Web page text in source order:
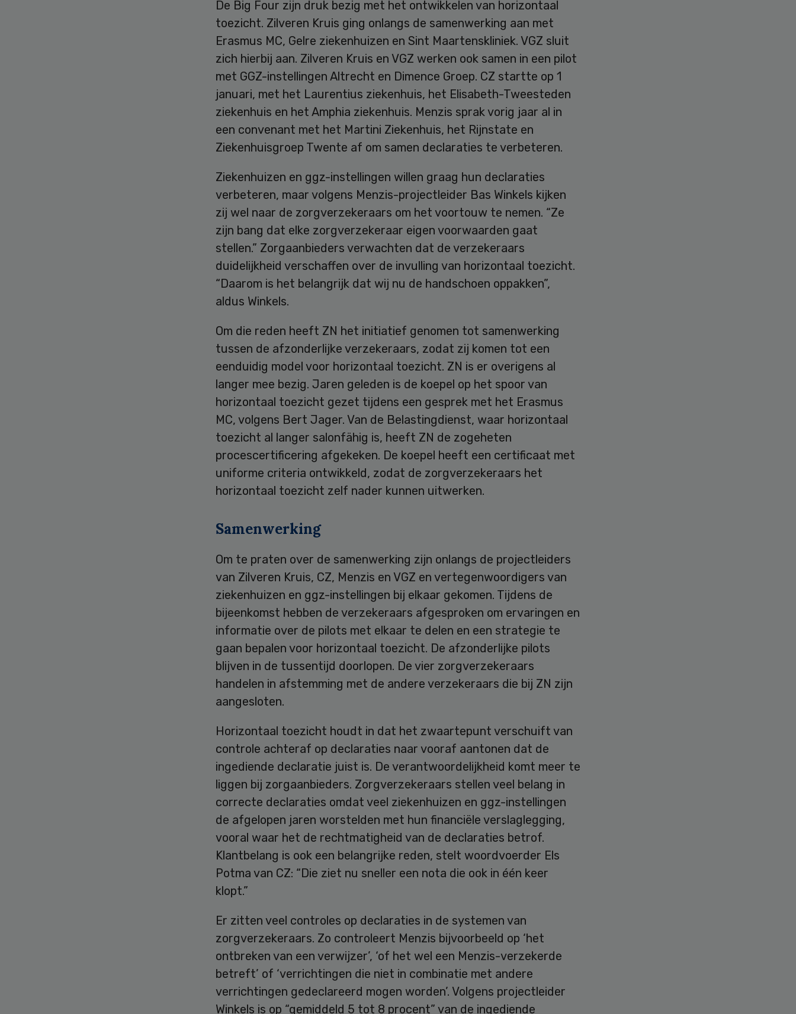
De Big Four zijn druk bezig met het ontwikkelen van horizontaal
toezicht. Zilveren Kruis ging onlangs de samenwerking aan met
Erasmus MC, Gelre ziekenhuizen en Sint Maartenskliniek. VGZ sluit
zich hierbij aan. Zilveren Kruis en VGZ werken ook samen in een pilot
met GGZ-instellingen Altrecht en Dimence Groep. CZ startte op 1
januari, met het Laurentius ziekenhuis, het Elisabeth-Tweesteden
ziekenhuis en het Amphia ziekenhuis. Menzis sprak vorig jaar al in
een convenant met het Martini Ziekenhuis, het Rijnstate en
Ziekenhuisgroep Twente af om samen declaraties te verbeteren.
Ziekenhuizen en ggz-instellingen willen graag hun declaraties
verbeteren, maar volgens Menzis-projectleider Bas Winkels kijken
zij wel naar de zorgverzekeraars om het voortouw te nemen. “Ze
zijn bang dat elke zorgverzekeraar eigen voorwaarden gaat
stellen.” Zorgaanbieders verwachten dat de verzekeraars
duidelijkheid verschaffen over de invulling van horizontaal toezicht.
“Daarom is het belangrijk dat wij nu de handschoen oppakken”,
aldus Winkels.
Om die reden heeft ZN het initiatief genomen tot samenwerking
tussen de afzonderlijke verzekeraars, zodat zij komen tot een
eenduidig model voor horizontaal toezicht. ZN is er overigens al
langer mee bezig. Jaren geleden is de koepel op het spoor van
horizontaal toezicht gezet tijdens een gesprek met het Erasmus
MC, volgens Bert Jager. Van de Belastingdienst, waar horizontaal
toezicht al langer salonfähig is, heeft ZN de zogeheten
procescertificering afgekeken. De koepel heeft een certificaat met
uniforme criteria ontwikkeld, zodat de zorgverzekeraars het
horizontaal toezicht zelf nader kunnen uitwerken.
Samenwerking
Om te praten over de samenwerking zijn onlangs de projectleiders
van Zilveren Kruis, CZ, Menzis en VGZ en vertegenwoordigers van
ziekenhuizen en ggz-instellingen bij elkaar gekomen. Tijdens de
bijeenkomst hebben de verzekeraars afgesproken om ervaringen en
informatie over de pilots met elkaar te delen en een strategie te
gaan bepalen voor horizontaal toezicht. De afzonderlijke pilots
blijven in de tussentijd doorlopen. De vier zorgverzekeraars
handelen in afstemming met de andere verzekeraars die bij ZN zijn
aangesloten.
Horizontaal toezicht houdt in dat het zwaartepunt verschuift van
controle achteraf op declaraties naar vooraf aantonen dat de
ingediende declaratie juist is. De verantwoordelijkheid komt meer te
liggen bij zorgaanbieders. Zorgverzekeraars stellen veel belang in
correcte declaraties omdat veel ziekenhuizen en ggz-instellingen
de afgelopen jaren worstelden met hun financiële verslaglegging,
vooral waar het de rechtmatigheid van de declaraties betrof.
Klantbelang is ook een belangrijke reden, stelt woordvoerder Els
Potma van CZ: “Die ziet nu sneller een nota die ook in één keer
klopt.”
Er zitten veel controles op declaraties in de systemen van
zorgverzekeraars. Zo controleert Menzis bijvoorbeeld op ‘het
ontbreken van een verwijzer’, ‘of het wel een Menzis-verzekerde
betreft’ of ‘verrichtingen die niet in combinatie met andere
verrichtingen gedeclareerd mogen worden’. Volgens projectleider
Winkels is op “gemiddeld 5 tot 8 procent” van de ingediende